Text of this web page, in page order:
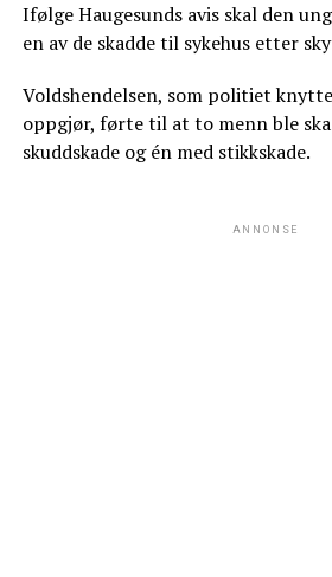
Ifølge Haugesunds avis skal den
en av de skadde til sykehus etter
Voldshendelsen, som politiet
oppgjør, førte til at to menn ble
skuddskade og én med stikkskade.
ANNONSE